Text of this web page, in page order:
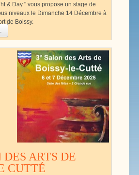
& Day " vous propose un stage de
niveaux le Dimanche 14 Décembre à
de Boissy.
DES ARTS DE
CUTTÉ